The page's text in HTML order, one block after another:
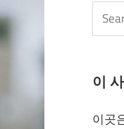
Search
for:
이
이곳